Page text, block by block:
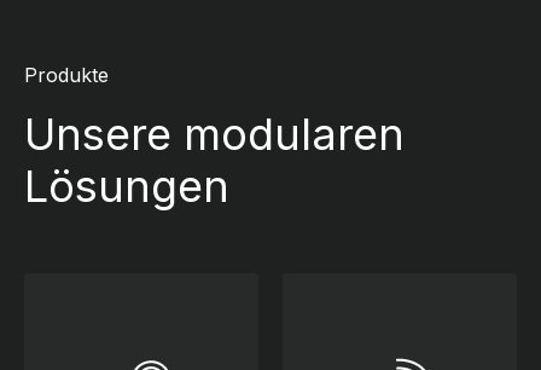
Produkte
Unsere modularen
Lösungen